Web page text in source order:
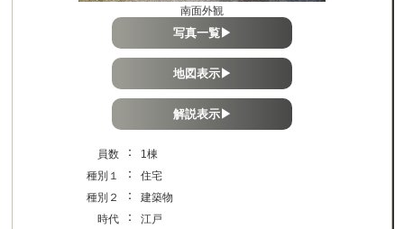
南面外観
写真一覧▶
地図表示▶
解説表示▶
員数 ：
1棟
種別１
：
住宅
種別２
：
建築物
時代
：
江戸